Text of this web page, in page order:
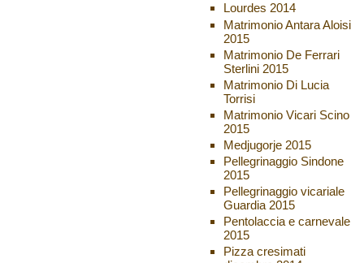
Lourdes 2014
Matrimonio Antara Aloisi
2015
Matrimonio De Ferrari
Sterlini 2015
Matrimonio Di Lucia
Torrisi
Matrimonio Vicari Scino
2015
Medjugorje 2015
Pellegrinaggio Sindone
2015
Pellegrinaggio vicariale
Guardia 2015
Pentolaccia e carnevale
2015
Pizza cresimati